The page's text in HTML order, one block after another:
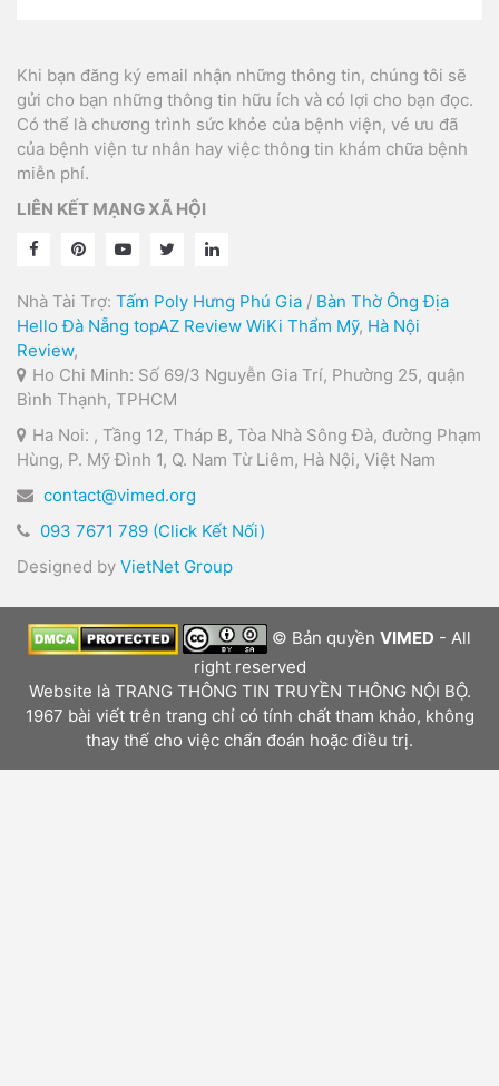
Khi bạn đăng ký email nhận những thông tin, chúng tôi sẽ
gửi cho bạn những thông tin hữu ích và có lợi cho bạn đọc.
Có thể là chương trình sức khỏe của bệnh viện, vé ưu đã
của bệnh viện tư nhân hay việc thông tin khám chữa bệnh
miễn phí.
LIÊN KẾT MẠNG XÃ HỘI
Nhà Tài Trợ: Tấm Poly Hưng Phú Gia / Bàn Thờ Ông Địa
Hello Đà Nẵng topAZ Review WiKi Thẩm Mỹ, Hà Nội
Review,
Ho Chi Minh: Số 69/3 Nguyễn Gia Trí, Phường 25, quận
Bình Thạnh, TPHCM
Ha Noi: , Tầng 12, Tháp B, Tòa Nhà Sông Đà, đường Phạm
Hùng, P. Mỹ Đình 1, Q. Nam Từ Liêm, Hà Nội, Việt Nam
contact@vimed.org
093 7671 789 (Click Kết Nối)
Designed by VietNet Group
© Bản quyềnVIMED - All
right reserved
Website là TRANG THÔNG TIN TRUYỀN THÔNG NỘI BỘ.
1967 bài viết trên trang chỉ có tính chất tham khảo, không
thay thế cho việc chẩn đoán hoặc điều trị.